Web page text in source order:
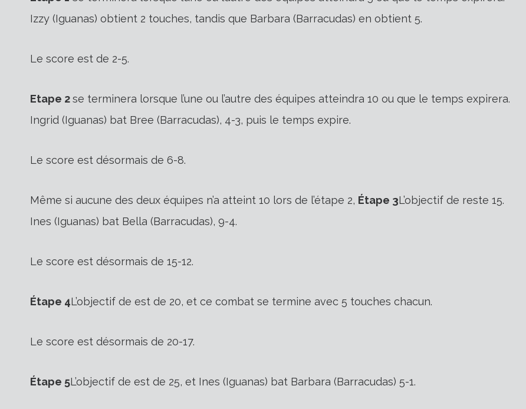
Izzy (Iguanas) obtient 2 touches, tandis que Barbara (Barracudas) en obtient 5.
Le score est de 2-5.
Etape 2se terminera lorsque l’une ou l’autre des équipes atteindra 10 ou que le temps expirera.
Ingrid (Iguanas) bat Bree (Barracudas), 4-3, puis le temps expire.
Le score est désormais de 6-8.
Même si aucune des deux équipes n’a atteint 10 lors de l’étape 2, Étape 3L’objectif de reste 15.
Ines (Iguanas) bat Bella (Barracudas), 9-4.
Le score est désormais de 15-12.
Étape 4L’objectif de est de 20, et ce combat se termine avec 5 touches chacun.
Le score est désormais de 20-17.
Étape 5L’objectif de est de 25, et Ines (Iguanas) bat Barbara (Barracudas) 5-1.